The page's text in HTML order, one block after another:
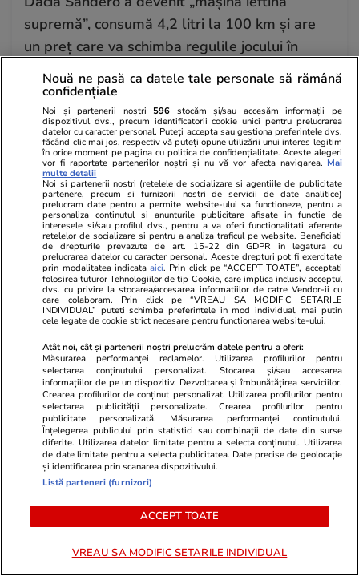
supremă”, consumă 4,2 litri la 100 km și are
un preț care va schimba regulile jocului în
2026
Știri România 04 aug.
Ploi torențiale și vijelii în România după valul
de căldură extremă. Prognoza meteo ANM
pentru perioada 4-31 august 2026
Lifestyle 04 aug.
Cel mai frumos sat din lume a
strâns peste 50.000 de euro doar
din amenzi pentru parcare ilegală,
după ce a fost asaltat de turiști:
„Lasă mașinile pe trotuare”
Lifestyle
Trucul
țânțarii
corect
Nouă ne pasă ca datele tale personale să rămână
confidențiale
Noi și partenerii noștri 596 stocăm și/sau accesăm informații pe
dispozitivul dvs., precum identificatorii cookie unici pentru prelucrarea
datelor cu caracter personal. Puteți accepta sau gestiona preferințele dvs.
făcând clic mai jos, respectiv vă puteți opune utilizării unui interes legitim
în orice moment pe pagina cu politica de confidențialitate. Aceste alegeri
vor fi raportate partenerilor noștri și nu vă vor afecta navigarea. Mai
multe detalii
Noi si partenerii nostri (retelele de socializare si agentiile de publicitate
partenere, precum si furnizorii nostri de servicii de date analitice)
prelucram date pentru a permite website-ului sa functioneze, pentru a
personaliza continutul si anunturile publicitare afisate in functie de
interesele si/sau profilul dvs., pentru a va oferi functionalitati aferente
retelelor de socializare si pentru a analiza traficul pe website. Beneficiati
de drepturile prevazute de art. 15-22 din GDPR in legatura cu
prelucrarea datelor cu caracter personal. Aceste drepturi pot fi exercitate
prin modalitatea indicataaici. Prin click pe “ACCEPT TOATE”, acceptati
folosirea tuturor Tehnologiilor de tip Cookie, care implica inclusiv acceptul
dvs. cu privire la stocarea/accesarea informatiilor de catre Vendor-ii cu
care colaboram. Prin click pe “VREAU SA MODIFIC SETARILE
INDIVIDUAL” puteti schimba preferintele in mod individual, mai putin
cele legate de cookie strict necesare pentru functionarea website-ului.
Atât noi, cât și partenerii noștri prelucrăm datele pentru a oferi:
Măsurarea performanței reclamelor. Utilizarea profilurilor pentru
selectarea conținutului personalizat. Stocarea și/sau accesarea
informațiilor de pe un dispozitiv. Dezvoltarea și îmbunătățirea serviciilor.
Crearea profilurilor de conținut personalizat. Utilizarea profilurilor pentru
selectarea publicității personalizate. Crearea profilurilor pentru
publicitate personalizată. Măsurarea performanței conținutului.
Înțelegerea publicului prin statistici sau combinații de date din surse
diferite. Utilizarea datelor limitate pentru a selecta conținutul. Utilizarea
de date limitate pentru a selecta publicitatea. Date precise de geolocație
și identificarea prin scanarea dispozitivului.
Listă parteneri (furnizori)
ACCEPT TOATE
VREAU SA MODIFIC SETARILE INDIVIDUAL